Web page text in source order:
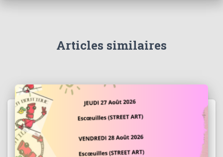
Articles similaires